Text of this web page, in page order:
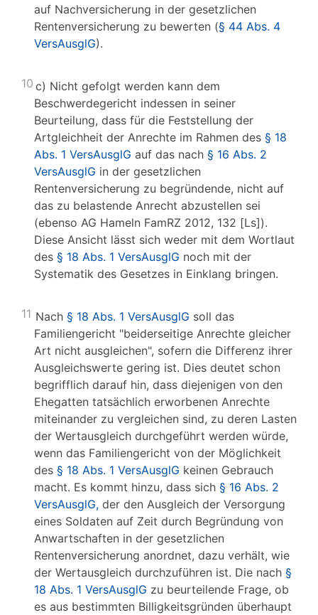
auf Nachversicherung in der gesetzlichen
Rentenversicherung zu bewerten (§ 44 Abs. 4
VersAusglG).
10 c) Nicht gefolgt werden kann dem
Beschwerdegericht indessen in seiner
Beurteilung, dass für die Feststellung der
Artgleichheit der Anrechte im Rahmen des § 18
Abs. 1 VersAusglG auf das nach § 16 Abs. 2
VersAusglG in der gesetzlichen
Rentenversicherung zu begründende, nicht auf
das zu belastende Anrecht abzustellen sei
(ebenso AG Hameln FamRZ 2012, 132 [Ls]).
Diese Ansicht lässt sich weder mit dem Wortlaut
des § 18 Abs. 1 VersAusglG noch mit der
Systematik des Gesetzes in Einklang bringen.
11 Nach § 18 Abs. 1 VersAusglG soll das
Familiengericht "beiderseitige Anrechte gleicher
Art nicht ausgleichen", sofern die Differenz ihrer
Ausgleichswerte gering ist. Dies deutet schon
begrifflich darauf hin, dass diejenigen von den
Ehegatten tatsächlich erworbenen Anrechte
miteinander zu vergleichen sind, zu deren Lasten
der Wertausgleich durchgeführt werden würde,
wenn das Familiengericht von der Möglichkeit
des § 18 Abs. 1 VersAusglG keinen Gebrauch
macht. Es kommt hinzu, dass sich § 16 Abs. 2
VersAusglG, der den Ausgleich der Versorgung
eines Soldaten auf Zeit durch Begründung von
Anwartschaften in der gesetzlichen
Rentenversicherung anordnet, dazu verhält, wie
der Wertausgleich durchzuführen ist. Die nach §
18 Abs. 1 VersAusglG zu beurteilende Frage, ob
es aus bestimmten Billigkeitsgründen überhaupt